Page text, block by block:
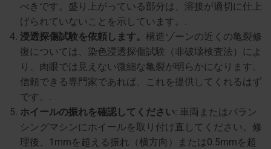
べきです。盛り上がっている部分は、溶接が適切に仕上
げられていないことを示しています。.
浸透探傷試験を依頼します。 構造ゾーンの近くの亀裂修
復については、染色浸透探傷試験（非破壊検査法）によ
り、肉眼では見えない微細な亀裂が明らかになります。
信頼できる専門家であれば、これを提供してくれるはず
です。.
ホイールの振れを確認してください: 車両またはバラン
シングマシンにホイールを取り付け直してください。修
理後、1mmを超える振れ（横方向）または0.5mmを超